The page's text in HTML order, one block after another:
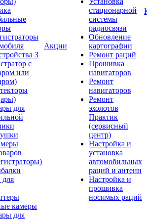
3
с
или
для
для
камеры
для
Акции
стационарной
системы
радиосвязи
Обновление
картографии
Ремонт раций
Прошивка
навигаторов
Ремонт
навигаторов
Ремонт
эхолотов
Практик
(сервисный
центр)
Настройка и
установка
автомобильных
раций и антенн
Настройка и
прошивка
носимых раций